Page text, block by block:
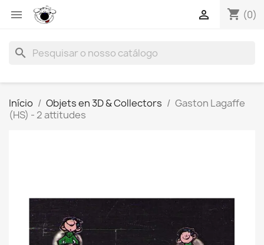
 shopping_cart (0)

search
Início Objets en 3D & Collectors
Gaston Lagaffe
(HS) - 2 attitudes